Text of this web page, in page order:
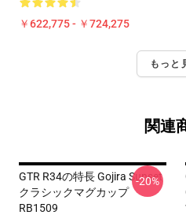
￥622,775 - ￥724,275
もっと
関連
GTR R34の特長 Gojira Sunset
クラシックマグカップ
RB1509
-20%